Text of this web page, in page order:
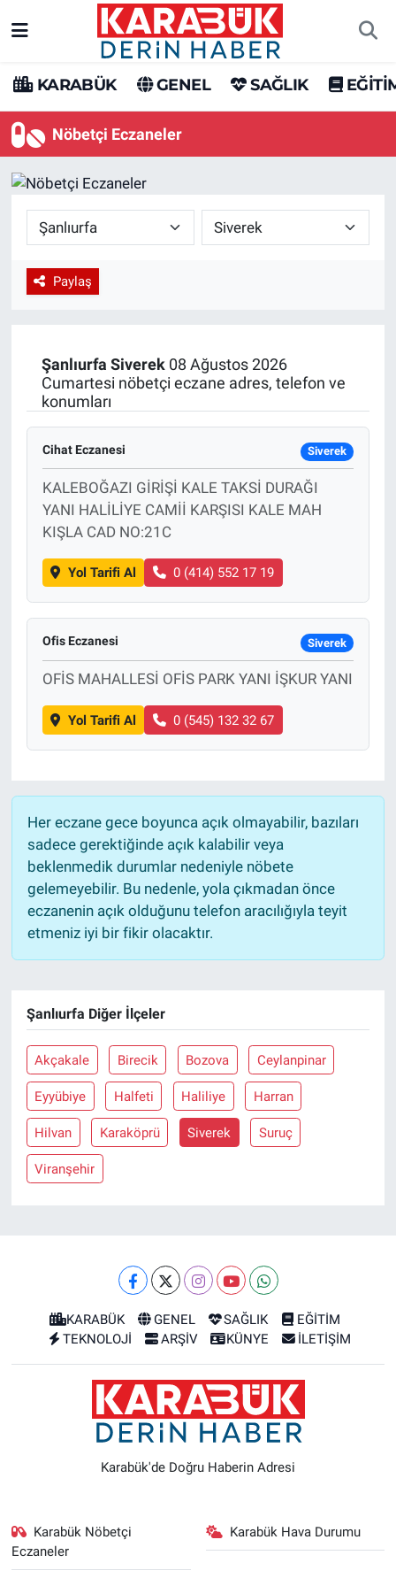
KARABÜK GENEL SAĞLIK
Nöbetçi Eczaneler
Paylaş
Şanlıurfa Siverek08 Ağustos 2026
Cumartesi nöbetçi eczane adres, telefon ve
konumları
Cihat Eczanesi Siverek
KALEBOĞAZI GİRİŞİ KALE TAKSİ DURAĞI
YANI HALİLİYE CAMİİ KARŞISI KALE MAH
KIŞLA CAD NO:21C
Yol Tarifi Al 0 (414) 552 17 19
Ofis Eczanesi Siverek
OFİS MAHALLESİ OFİS PARK YANI İŞKUR YANI
Yol Tarifi Al 0 (545) 132 32 67
Her eczane gece boyunca açık olmayabilir, bazıları
sadece gerektiğinde açık kalabilir veya
beklenmedik durumlar nedeniyle nöbete
gelemeyebilir. Bu nedenle, yola çıkmadan önce
eczanenin açık olduğunu telefon aracılığıyla teyit
etmeniz iyi bir fikir olacaktır.
Şanlıurfa Diğer İlçeler
Akçakale Birecik Bozova Ceylanpinar
Eyyübiye Halfeti Haliliye Harran
Hilvan Karaköprü Siverek Suruç
Viranşehir
KARABÜK GENEL SAĞLIK
EĞİTİM
TEKNOLOJİ
ARŞİV KÜNYE İLETİŞİM
Karabük'de Doğru Haberin Adresi
Karabük Nöbetçi
Eczaneler
Karabük Hava Durumu
Karabük Hava Durumu
Karabük Trafik Yoğunluk Haritası
Tüm Manşetler
Son Dakika Haberleri